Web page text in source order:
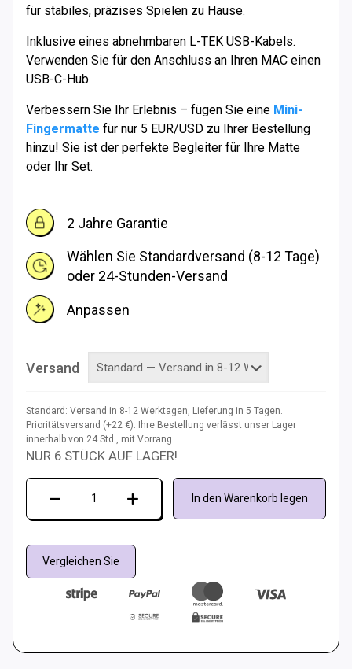
für stabiles, präzises Spielen zu Hause.
Inklusive eines abnehmbaren L-TEK USB-Kabels.
Verwenden Sie für den Anschluss an Ihren MAC einen
USB-C-Hub
Verbessern Sie Ihr Erlebnis – fügen Sie eine Mini-
Fingermatte für nur 5 EUR/USD zu Ihrer Bestellung
hinzu! Sie ist der perfekte Begleiter für Ihre Matte
oder Ihr Set.
2 Jahre Garantie
Wählen Sie Standardversand (8-12 Tage)
oder 24-Stunden-Versand
Anpassen
Versand
Standard: Versand in 8-12 Werktagen, Lieferung in 5 Tagen.
Prioritätsversand (+22 €): Ihre Bestellung verlässt unser Lager
innerhalb von 24 Std., mit Vorrang.
NUR 6 STÜCK AUF LAGER!
Tanzmatte
Core
Menge
In den Warenkorb legen
Vergleichen Sie